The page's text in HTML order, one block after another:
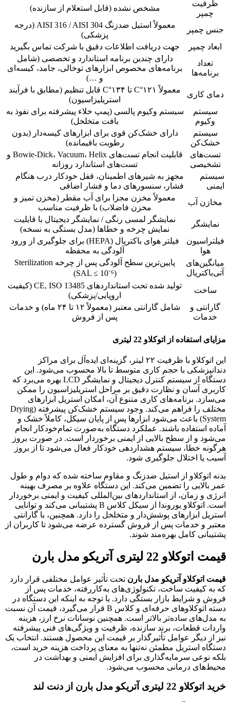
ظرفیت
چمپر
مشخص نشده (قابل استعلام از سازنده)
جنس چمپر
معمولاً استیل ضدزنگ AISI 316 / AISI 304 (درجه
پزشکی)
ابعاد چمپر
جهت دریافت اطلاعات دقیق با شرکت تماس بگیرید
تعداد
برنامه‌ها
دارای چندین برنامه استاندارد و تخصصی (شامل
برنامه‌های مخصوص ابزارهای توخالی، جامد، کیسه‌ای
و …)
دمای کاری
معمولاً ۱۲۱°C تا ۱۳۴°C قابل تنظیم (مطابق با فرآیند
استریلیزاسیون)
سیستم
وکیوم
سیستم وکیوم پالسی (پمپ خلاء پیشرفته برای نفوذ به
بافت متخلخل)
سیستم
خشک‌کن
دارای خشک‌کن قوی برای ابزارهای کیسه‌دار (بدون
رطوبت باقیمانده)
تست‌های
تشخیصی
قابلیت انجام تست‌های Bowie-Dick، Vacuum، Helix و
تست‌های استاندارد روزانه
سیستم
ایمنی
مجهز به شیرهای اطمینان، قفل خودکار درب هنگام
فشار، سنسورهای دما و فشار اضافی
مخازن آب
معمولاً مخزن مجزا برای آب مقطر (مخزن تمیز و
مخزن فاضلاب) با ظرفیت مناسب
نمایشگر
نمایشگر لمسی رنگی / نمایشگر دیجیتال با قابلیت
نمایش چرخه و خطاها (مدل بستگی به نسخه)
فیلتراسیون
هوا
فیلتر هوای باکتریال (HEPA) برای جلوگیری از ورود
آلودگی به محفظه
میانگین‌های
آتی‌باکتریال
پایین‌ترین سطح آلودگی پس از چرخه Sterilization
(SAL ≤ 10⁻⁶)
ساخت
تولید شده تحت استانداردهای CE, ISO 13485 (کیفیت
اروپایی/پزشکی)
گارانتی و
خدمات
شامل گارانتی معتبر (معمولاً ۱۲ تا ۲۴ ماه) و خدمات
پس از فروش
مزایای استفاده از اتوکلاو 22 لیتری
این اتوکلاو با ظرفیت ۲۲ لیتر، گزینه‌ای ایده‌آل برای مراکز
دندانپزشکی با حجم کاری متوسط تا بالا محسوب می‌شود. این
دستگاه از سیستم کنترل دیجیتال و نمایشگر LCD بهره می‌برد که
کاربری آسان و نظارت دقیق بر مراحل استریلیزاسیون را ممکن
می‌سازد. برنامه‌های کاری متنوع آن، امکان استریل ابزارهای
مختلف را فراهم می‌کند. وجود سیستم خشک‌کن پیشرفته (Drying
System) باعث می‌شود ابزارها پس از پایان سیکل، کاملاً خشک و
آماده استفاده باشند. عملکرد دستگاه به‌صورت تمام‌خودکار انجام
می‌شود و از سطح بالایی از ایمنی برخوردار است. در صورت بروز
هرگونه خطا، سیستم هشداردهی خودکار فعال می‌شود تا از بروز
آسیب یا اختلال جلوگیری شود.
بدنه اتوکلاو از استیل ضدزنگ و مقاوم ساخته شده که دوام و طول
عمر بالایی را تضمین می‌کند. این دستگاه علاوه بر مصرف بهینه
انرژی و زمان، از استانداردهای بین‌المللی کیفیت و ایمنی برخوردار
است. اتوکلاو یوروندا از سیکل کلاس B پشتیبانی می‌کند و توانایی
استریل ابزارهای پوشش‌دار و متخلخل را دارد. همچنین، با گارانتی
معتبر و خدمات پس از فروش گسترده عرضه می‌شود تا کاربران از
پشتیبانی کامل بهره‌مند شوند.
قیمت اتوکلاو 22 لیتری آتریکو مدل بارن
قیمت اتوکلاو آتریکو مدل بارن تحت تأثیر عوامل مختلفی قرار دارد
که به کیفیت ساخت، تکنولوژی‌های به‌کاررفته، خدمات پس از
فروش و شرایط بازار بستگی دارد. با توجه به اینکه این دستگاه در
دسته اتوکلاوهای حرفه‌ای و کلاس B قرار می‌گیرد، قیمت آن نسبت
به مدل‌های ساده‌تر بالاتر است. همچنین نوسانات نرخ ارز، هزینه
واردات قطعات، برند سازنده، ظرفیت و ویژگی‌های فنی پیشرفته
نیز از دیگر عوامل تأثیرگذار بر قیمت این محصول هستند. انتخاب یک
دستگاه استریل مطمئن نه‌تنها به معنای پرداخت هزینه خرید است،
بلکه نوعی سرمایه‌گذاری برای افزایش ایمنی و بهداشت در
محیط‌های درمانی محسوب می‌شود.
خرید اتوکلاو 22 لیتری آتریکو مدل بارن از دنت لند